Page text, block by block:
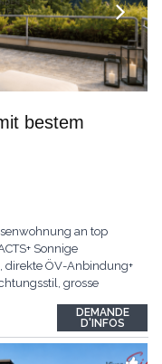
bestem
an top
Sonnige
direkte ÖV-Anbindung+
grosse
von
Wohnung wird
DEMANDE
D'INFOS